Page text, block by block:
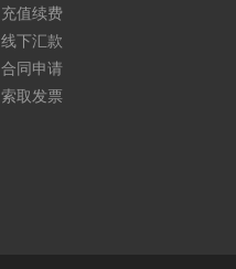
充值续费
线下汇款
合同申请
索取发票